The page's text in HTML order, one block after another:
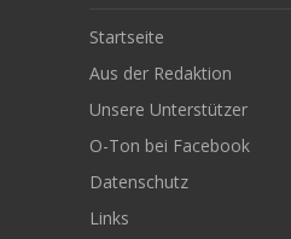
Startseite
Aus der Redaktion
Unsere Unterstützer
O-Ton bei Facebook
Datenschutz
Links